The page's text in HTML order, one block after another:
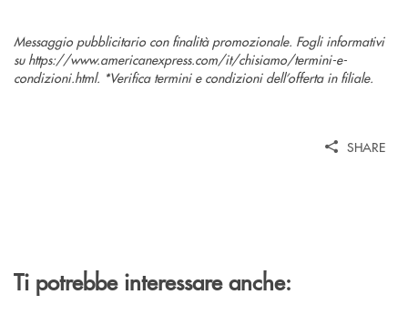
Messaggio pubblicitario con finalità promozionale. Fogli informativi
su https://www.americanexpress.com/it/chisiamo/termini-e-
condizioni.html. *Verifica termini e condizioni dell’offerta in filiale.
SHARE
Ti potrebbe interessare anche: